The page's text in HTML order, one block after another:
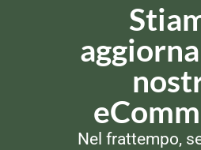
PANNI E SPUGNE
Vileda Lavasciuga 3pz
Nel frattempo,